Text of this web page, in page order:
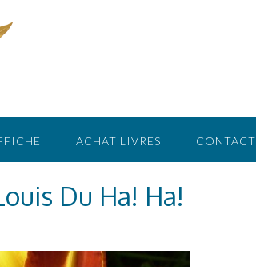
ACHAT LIVRES CONTACT
Du Ha! Ha!